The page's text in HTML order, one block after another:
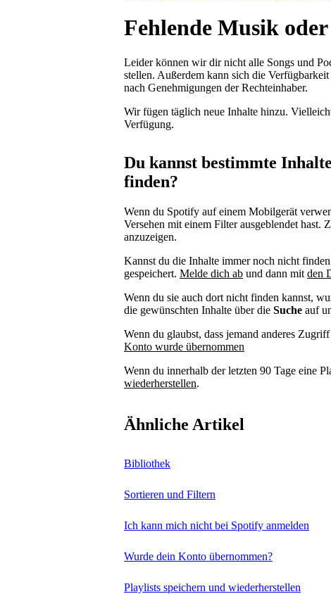
Fehlende Musik oder
Leider können wir dir nicht alle Songs und
stellen. Außerdem kann sich die
nach Genehmigungen der Rechteinhaber.
Wir fügen täglich neue Inhalte hinzu.
Verfügung.
Du kannst bestimmte
finden?
Wenn du Spotify auf einem Mobilgerät
Versehen mit einem Filter ausgeblendet
anzuzeigen.
Kannst du die Inhalte immer noch nicht
gespeichert. Melde dich ab und dann mit den
Wenn du sie auch dort nicht finden kannst,
die gewünschten Inhalte über die Suche auf
Wenn du glaubst, dass jemand anderes
Konto wurde übernommen
Wenn du innerhalb der letzten 90 Tage eine
wiederherstellen.
Ähnliche Artikel
Bibliothek
Sortieren und Filtern
Ich kann mich nicht bei Spotify anmelden
Wurde dein Konto übernommen?
Playlists speichern und wiederherstellen